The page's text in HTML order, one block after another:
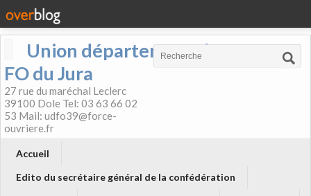
Union départementale
FO du Jura
27 rue du maréchal Leclerc
39100 Dole Tel: 03 63 66 02
53 Mail: udfo39@force-
ouvriere.fr
Accueil
Edito du secrétaire général de la confédération